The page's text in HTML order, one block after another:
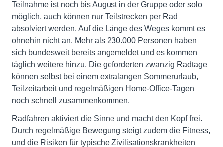
Teilnahme ist noch bis August in der Gruppe oder solo
möglich, auch können nur Teilstrecken per Rad
absolviert werden. Auf die Länge des Weges kommt es
ohnehin nicht an. Mehr als 230.000 Personen haben
sich bundesweit bereits angemeldet und es kommen
täglich weitere hinzu. Die geforderten zwanzig Radtage
können selbst bei einem extralangen Sommerurlaub,
Teilzeitarbeit und regelmäßigen Home-Office-Tagen
noch schnell zusammenkommen.
Radfahren aktiviert die Sinne und macht den Kopf frei.
Durch regelmäßige Bewegung steigt zudem die Fitness,
und die Risiken für typische Zivilisationskrankheiten